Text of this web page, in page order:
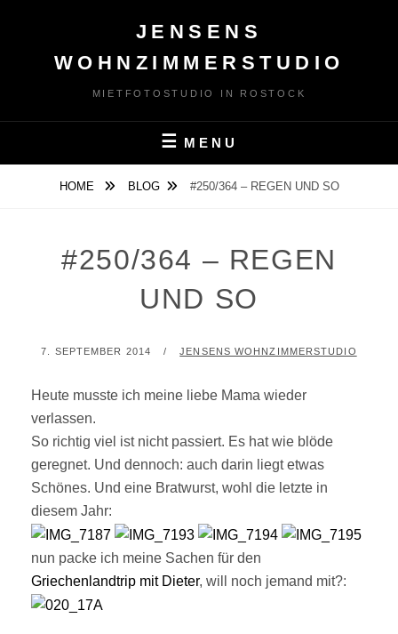
JENSENS
WOHNZIMMERSTUDIO
MIETFOTOSTUDIO IN ROSTOCK
MENU
HOME BLOG #250/364 – REGEN UND SO
#250/364 – REGEN
UND SO
POSTED
7. SEPTEMBER 2014 BY
JENSENS WOHNZIMMERSTUDIO
Heute musste ich meine liebe Mama wieder
verlassen.
So richtig viel ist nicht passiert. Es hat wie blöde
geregnet. Und dennoch: auch darin liegt etwas
Schönes. Und eine Bratwurst, wohl die letzte in
diesem Jahr:
nun packe ich meine Sachen für den
Griechenlandtrip mit Dieter, will noch jemand mit?: